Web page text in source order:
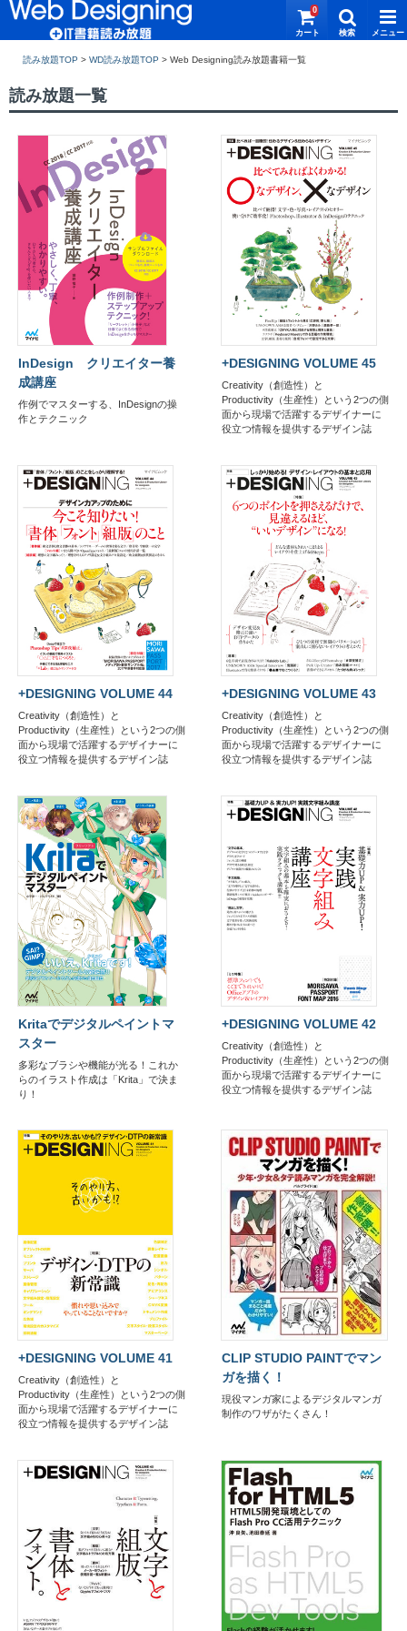
読み放題TOP > WD読み放題TOP >
0
読み放題一覧
InDesign クリエイター養
成講座
作例でマスターする、InDesignの操
作とテクニック
+DESIGNING VOLUME 45
Creativity（創造性）と
Productivity（生産性）という2つの側
面から現場で活躍するデザイナーに
役立つ情報を提供するデザイン誌
+DESIGNING VOLUME 44
Creativity（創造性）と
Productivity（生産性）という2つの側
面から現場で活躍するデザイナーに
役立つ情報を提供するデザイン誌
+DESIGNING VOLUME 43
Creativity（創造性）と
Productivity（生産性）という2つの側
面から現場で活躍するデザイナーに
役立つ情報を提供するデザイン誌
Kritaでデジタルペイントマ
スター
多彩なブラシや機能が光る！これか
らのイラスト作成は「Krita」で決ま
り！
+DESIGNING VOLUME 42
Creativity（創造性）と
Productivity（生産性）という2つの側
面から現場で活躍するデザイナーに
役立つ情報を提供するデザイン誌
+DESIGNING VOLUME 41
Creativity（創造性）と
Productivity（生産性）という2つの側
面から現場で活躍するデザイナーに
役立つ情報を提供するデザイン誌
CLIP STUDIO PAINTでマン
ガを描く！
現役マンガ家によるデジタルマンガ
制作のワザがたくさん！